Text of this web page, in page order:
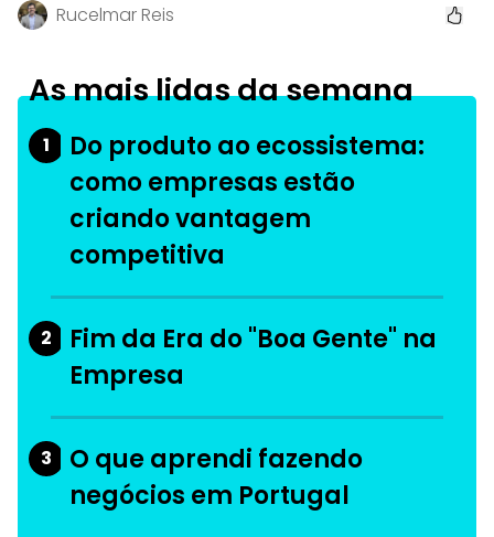
Rucelmar Reis
As mais lidas da semana
1
Do produto ao ecossistema:
como empresas estão
criando vantagem
competitiva
2
Fim da Era do "Boa Gente" na
Empresa
3
O que aprendi fazendo
negócios em Portugal